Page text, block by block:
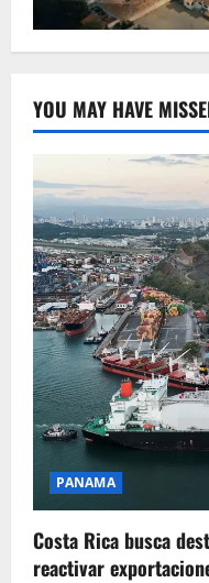
YOU MAY HAVE
PANAMA
Costa Rica busca
reactivar